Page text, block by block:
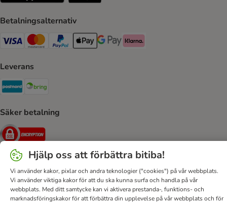
Betalningsalternativ
VISA Payment Method
Mastercard Payment Method
Paypal Payment Method
Apple Pay Payment Method
Google Pay Payment Method
Klarna Payment Method
Leverans
Postnord Shipping Method
Säker betalning
Security
Hjälp Kontakt Villkor Om företaget
DSA
Sekretesspolicy & Dataskydd
Fraktkostnad & leveranstid
Hjälp oss att förbättra bitiba!
Vi använder kakor, pixlar och andra teknologier ("cookies") på vår webbplats.
Vi använder viktiga kakor för att du ska kunna surfa och handla på vår
webbplats. Med ditt samtycke kan vi aktivera prestanda-, funktions- och
marknadsföringskakor för att förbättra din upplevelse på vår webbplats och för